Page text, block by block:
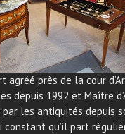
agréé près de la cour
depuis 1992 et Maître
par les antiquités depuis
constant qu’il part